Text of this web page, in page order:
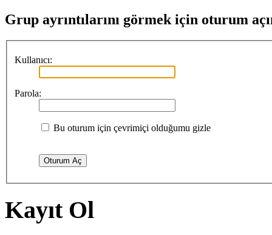
Grup ayrıntılarını görmek için oturum
Kullanıcı:
Parola:
Bu oturum için çevrimiçi olduğumu gizle
Kayıt Ol